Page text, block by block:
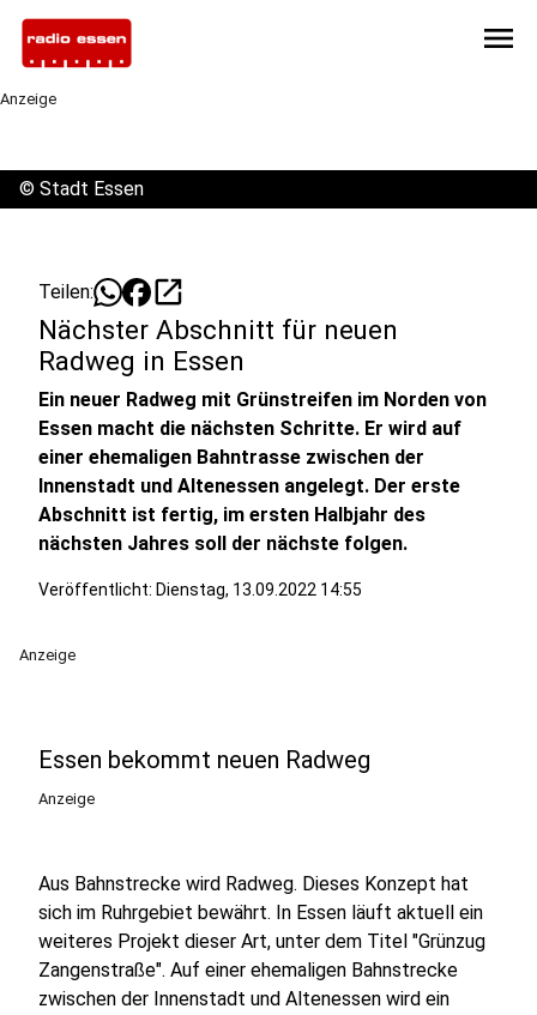
menu
Anzeige
© Stadt Essen
Teilen: open_in_new
Nächster Abschnitt für neuen
Radweg in Essen
Ein neuer Radweg mit Grünstreifen im Norden von
Essen macht die nächsten Schritte. Er wird auf
einer ehemaligen Bahntrasse zwischen der
Innenstadt und Altenessen angelegt. Der erste
Abschnitt ist fertig, im ersten Halbjahr des
nächsten Jahres soll der nächste folgen.
Veröffentlicht: Dienstag, 13.09.2022 14:55
Anzeige
Essen bekommt neuen Radweg
Anzeige
Aus Bahnstrecke wird Radweg. Dieses Konzept hat
sich im Ruhrgebiet bewährt. In Essen läuft aktuell ein
weiteres Projekt dieser Art, unter dem Titel "Grünzug
Zangenstraße". Auf einer ehemaligen Bahnstrecke
zwischen der Innenstadt und Altenessen wird ein